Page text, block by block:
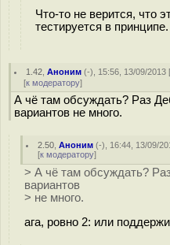
Что-то не верится, что
тестируется в принципе.
1.42 ,Аноним (-), 15:56, 13/09/2013
[к модератору]
А чё там обсуждать? Раз
вариантов не много.
2.50 ,Аноним (-), 16:44, 13/09/
[к модератору]
> А чё там обсуждать?
вариантов
> не много.
ага, ровно 2: или